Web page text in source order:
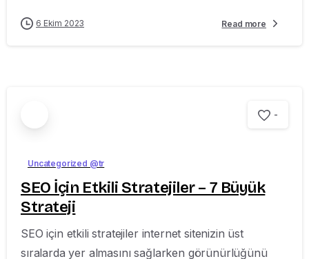
6 Ekim 2023 Read more
-
Uncategorized @tr
SEO İçin Etkili Stratejiler – 7 Büyük
Strateji
SEO için etkili stratejiler internet sitenizin üst
sıralarda yer almasını sağlarken görünürlüğünü